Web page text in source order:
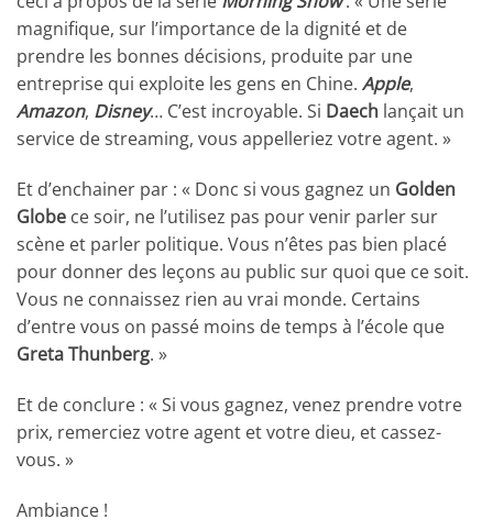
magnifique, sur l’importance de la dignité et de
prendre les bonnes décisions, produite par une
entreprise qui exploite les gens en Chine. Apple,
Amazon, Disney… C’est incroyable. Si Daech lançait un
service de streaming, vous appelleriez votre agent. »
Et d’enchainer par : « Donc si vous gagnez un Golden
Globe ce soir, ne l’utilisez pas pour venir parler sur
scène et parler politique. Vous n’êtes pas bien placé
pour donner des leçons au public sur quoi que ce soit.
Vous ne connaissez rien au vrai monde. Certains
d’entre vous on passé moins de temps à l’école que
Greta Thunberg. »
Et de conclure : « Si vous gagnez, venez prendre votre
prix, remerciez votre agent et votre dieu, et cassez-
vous. »
Ambiance !